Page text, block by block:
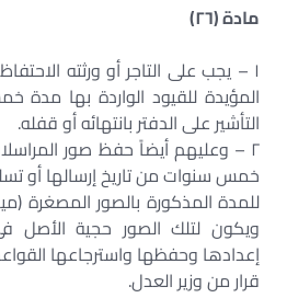
مادة (٢٦)
١ – يجب على التاجر أو ورثته
المؤيدة للقيود الواردة بها مدة
التأشير على الدفتر بانتهائه أو قفله.
٢ – وعليهم أيضاً حفظ صور
خمس سنوات من تاريخ إرسالها أو
للمدة المذكورة بالصور المصغرة
ويكون لتلك الصور حجية الأصل
إعدادها وحفظها واسترجاعها
قرار من وزير العدل.